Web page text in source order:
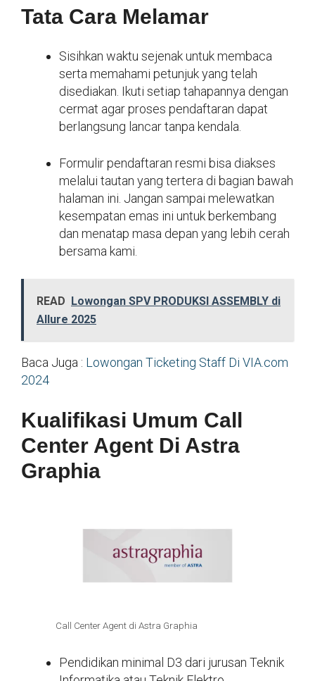
Tata Cara Melamar
Sisihkan waktu sejenak untuk membaca
serta memahami petunjuk yang telah
disediakan. Ikuti setiap tahapannya dengan
cermat agar proses pendaftaran dapat
berlangsung lancar tanpa kendala.
Formulir pendaftaran resmi bisa diakses
melalui tautan yang tertera di bagian bawah
halaman ini. Jangan sampai melewatkan
kesempatan emas ini untuk berkembang
dan menatap masa depan yang lebih cerah
bersama kami.
READ
Lowongan SPV PRODUKSI ASSEMBLY di
Allure 2025
Baca Juga : Lowongan Ticketing Staff Di VIA.com
2024
Kualifikasi Umum Call
Center Agent Di Astra
Graphia
Call Center Agent di Astra Graphia
Pendidikan minimal D3 dari jurusan Teknik